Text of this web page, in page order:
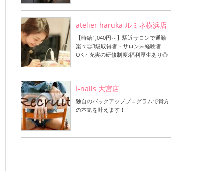
atelier haruka ルミネ横浜店
【時給1,040円～】駅近サロンで通勤
楽々◎3級取得者・サロン未経験者
OK・充実の研修制度:福利厚生あり◎
I-nails 大宮店
独自のバックアッププログラムで貴方
の本気を叶えます！